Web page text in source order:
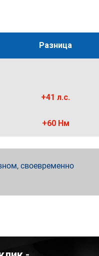
Разница
+41 л.с.
+60 Нм
своевременно